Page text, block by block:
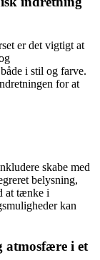
er det vigtigt at
i stil og farve.
for at
skabe med
belysning,
at tænke i
kan
atmosfære i et